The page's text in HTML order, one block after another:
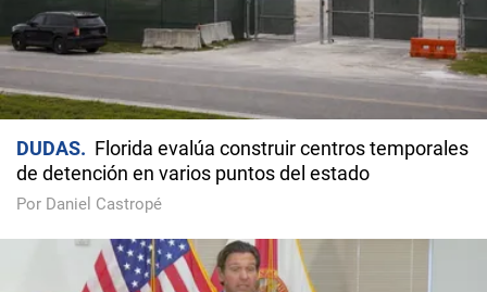
DUDAS
Florida evalúa construir centros temporales
de detención en varios puntos del estado
Por Daniel Castropé